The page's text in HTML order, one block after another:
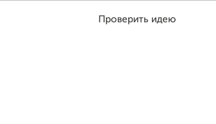
Проверить идею